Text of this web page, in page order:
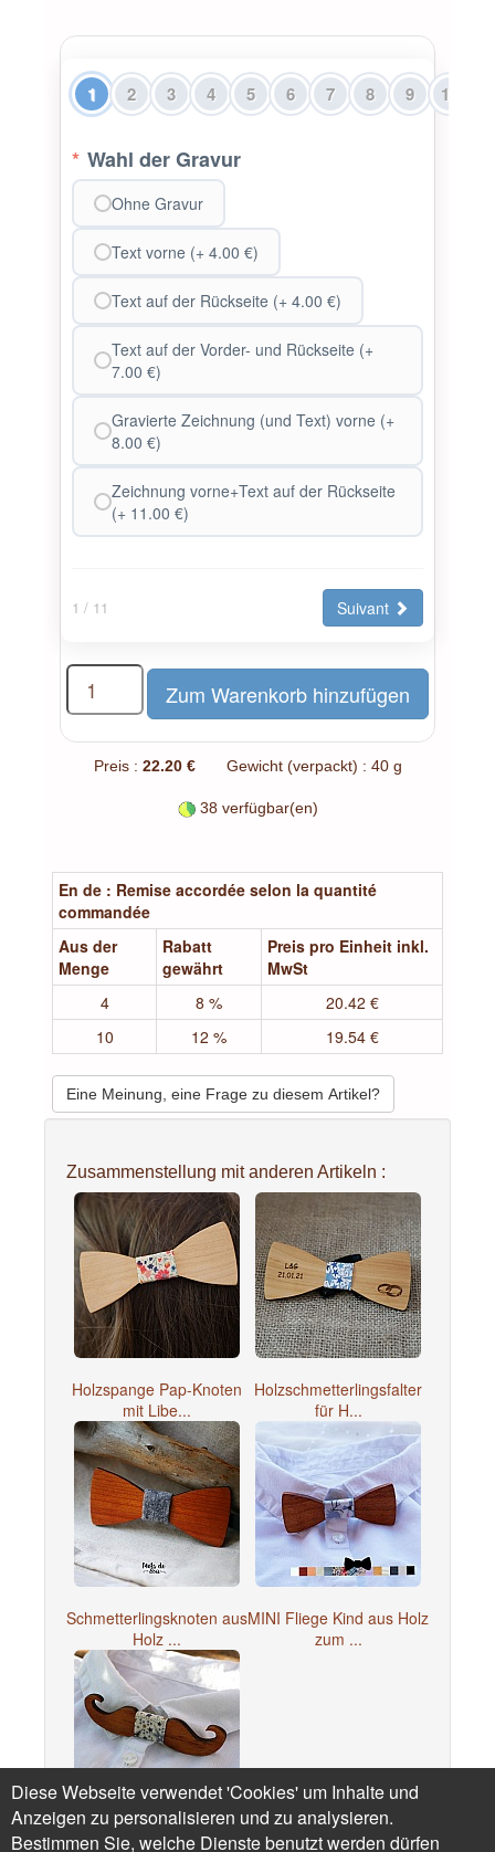
1 2 3 4 5 6 7 8 9 10
* Wahl der Gravur
Ohne Gravur
Text vorne (+ 4.00 €)
Text auf der Rückseite (+ 4.00 €)
Text auf der Vorder- und Rückseite (+
7.00 €)
Gravierte Zeichnung (und Text) vorne (+
8.00 €)
Zeichnung vorne+Text auf der Rückseite
(+ 11.00 €)
1 / 11 Suivant
Preis : 22.20 € Gewicht (verpackt) : 40 g
38 verfügbar(en)
En de : Remise accordée selon la quantité
commandée
Aus der
Menge
Rabatt
gewährt
Preis pro Einheit inkl.
MwSt
4
8 %
20.42 €
10
12 % 19.54 €
Eine Meinung, eine Frage zu diesem Artikel?
Zusammenstellung mit anderen Artikeln :
Holzspange Pap-Knoten
mit Libe...
Holzschmetterlingsfalter
für H...
Schmetterlingsknoten aus
Holz ...
MINI Fliege Kind aus Holz
zum ...
Fliege Kind Schnurrbärte
Diese Webseite verwendet 'Cookies' um Inhalte und
Anzeigen zu personalisieren und zu analysieren.
Bestimmen Sie, welche Dienste benutzt werden dürfen